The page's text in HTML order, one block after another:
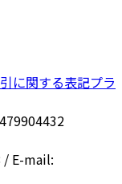
に関する表記プラ
/ E-mail: